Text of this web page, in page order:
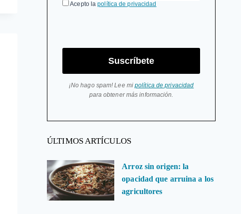
Acepto lapolítica de privacidad
Suscríbete
¡No hago spam! Lee mipolítica de privacidad
para obtener más información.
ÚLTIMOS ARTÍCULOS
Arroz sin origen: la
opacidad que arruina a los
agricultores